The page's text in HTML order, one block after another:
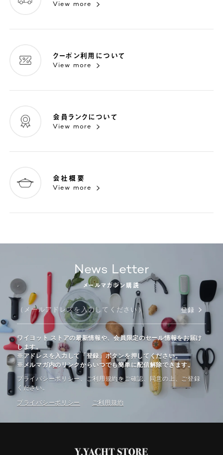
View more
クーポン利用について
View more
会員ランクについて
View more
会社概要
View more
News Letter
メールマガジン購読
登録
ワイヨット ストアの最新情報や、会員限定のセール情報をお届け
します。
※アドレスを入力して「登録」ボタンを押してください。
※メルマガ内のリンクからいつでも簡単に配信解除できます。
プライバシーポリシー、ご利⽤規約をご確認、同意の上、ご登録
ください。
プライバシーポリシー ご利⽤規約